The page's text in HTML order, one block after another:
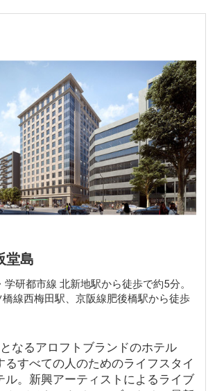
堂島
学研都市線 北新地駅から徒歩で約5分。
線西梅田駅、京阪線肥後橋駅から徒歩
なるアロフトブランドのホテル
るすべての人のためのライフスタイ
ル。新興アーティストによるライブ